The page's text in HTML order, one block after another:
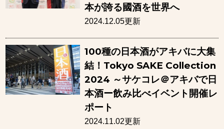
本が誇る國酒を世界へ
2024.12.05更新
100種の日本酒がアキバに大集
結！Tokyo SAKE Collection
2024 ～サケコレ＠アキバで日
本酒ー飲み比べイベント開催レ
ポート
2024.11.02更新